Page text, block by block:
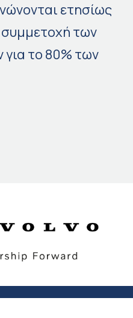
ετησίως
συμμετοχή των
για το 80% των